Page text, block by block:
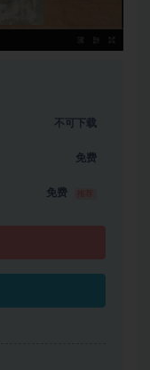
不可下载
免费
免费